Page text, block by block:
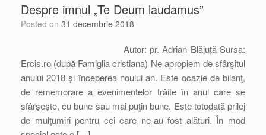
Despre imnul „Te Deum laudamus”
Posted on 31 decembrie 2018
Autor: pr. Adrian Blăjuță Sursa:
Ercis.ro (după Famiglia cristiana) Ne apropiem de sfârşitul
anului 2018 şi începerea noului an. Este ocazie de bilanţ,
de rememorare a evenimentelor trăite în anul care se
sfârşeşte, cu bune sau mai puţin bune. Este totodată prilej
de mulţumiri pentru cei care ne-au fost alături. În mod